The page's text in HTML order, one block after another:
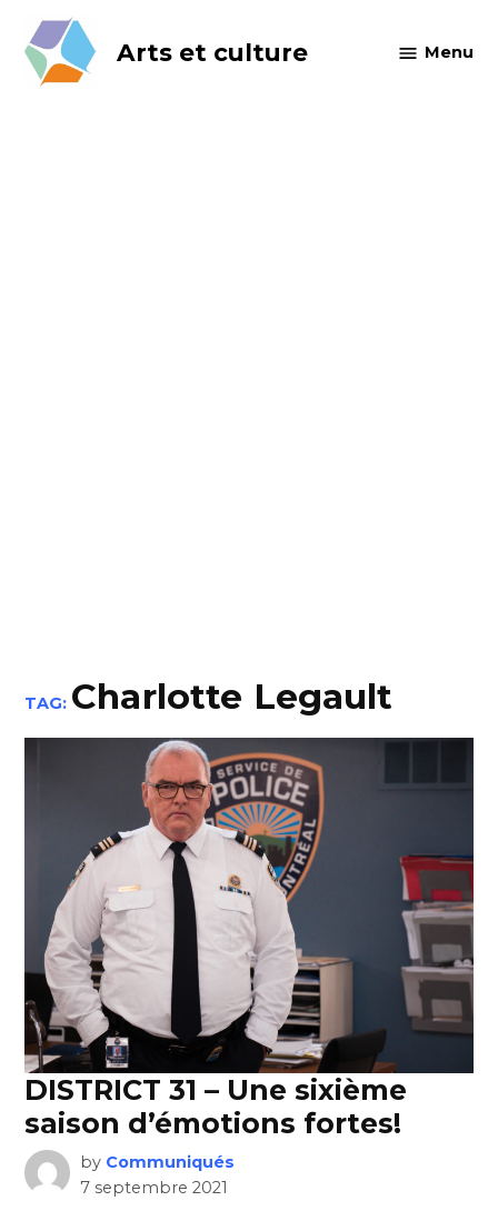
content
Arts et culture Menu
TAG: Charlotte Legault
DISTRICT 31 – Une sixième
saison d’émotions fortes!
by Communiqués
7 septembre 2021